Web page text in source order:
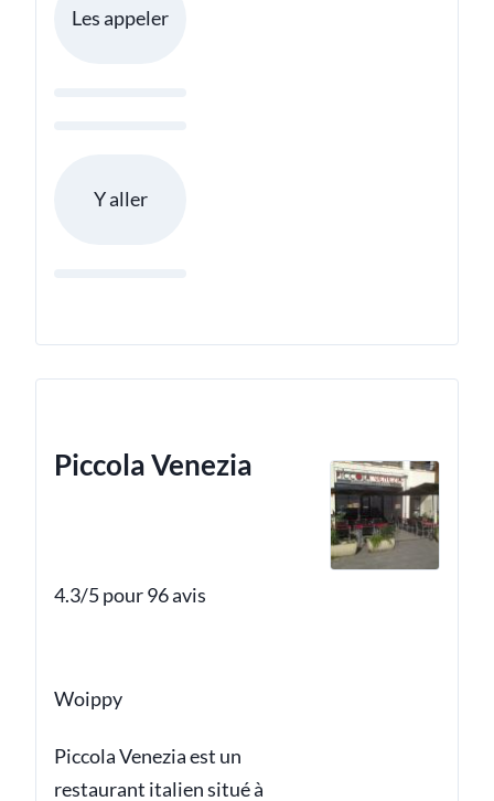
Les appeler
Y aller
Piccola Venezia
4.3/5 pour 96 avis
Woippy
Piccola Venezia est un
restaurant italien situé à